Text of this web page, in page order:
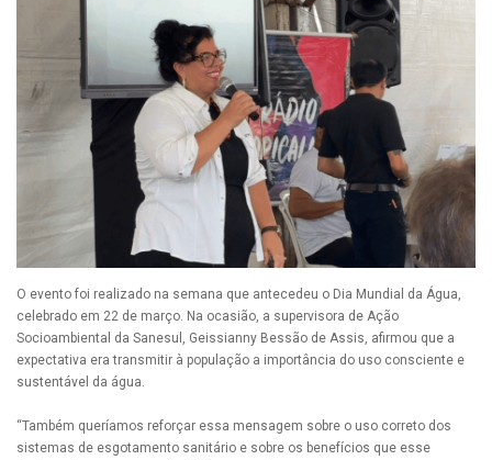
O evento foi realizado na semana que antecedeu o Dia Mundial da Água,
celebrado em 22 de março. Na ocasião, a supervisora de Ação
Socioambiental da Sanesul, Geissianny Bessão de Assis, afirmou que a
expectativa era transmitir à população a importância do uso consciente e
sustentável da água.
“Também queríamos reforçar essa mensagem sobre o uso correto dos
sistemas de esgotamento sanitário e sobre os benefícios que esse